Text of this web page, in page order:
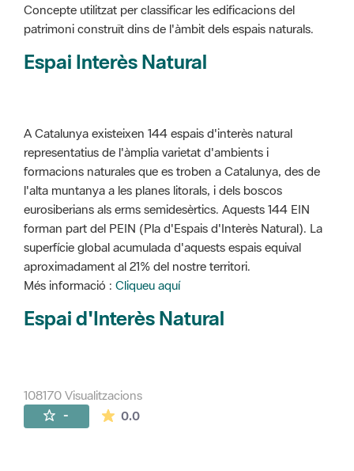
Concepte utilitzat per classificar les edificacions del
patrimoni construït dins de l'àmbit dels espais naturals.
Espai Interès Natural
A Catalunya existeixen 144 espais d'interès natural
representatius de l'àmplia varietat d'ambients i
formacions naturales que es troben a Catalunya, des de
l'alta muntanya a les planes litorals, i dels boscos
eurosiberians als erms semidesèrtics. Aquests 144 EIN
forman part del PEIN (Pla d'Espais d'Interès Natural). La
superfície global acumulada d'aquests espais equival
aproximadament al 21% del nostre territori.
Més informació : Cliqueu aquí
Espai d'Interès Natural
108170 Visualitzacions
- 0.0La mitjana de les valoracions és de 0